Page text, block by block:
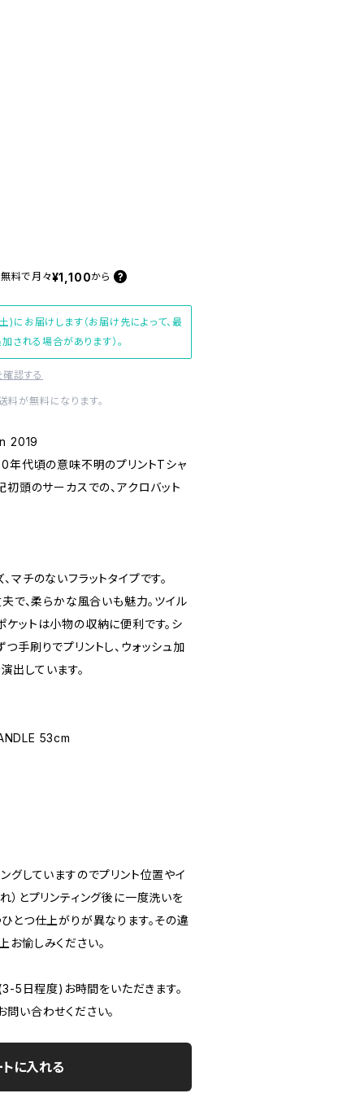
料で 月々¥1,100から
にお届けします（お届け先によって、最
される場合があります）。
認する
が無料になります。
2019
年代頃の意味不明のプリントTシャ
頭のサーカスでの、アクロバット
マチのないフラットタイプです。
で、柔らかな風合いも魅力。ツイル
ットは小物の収納に便利です。シ
手刷りでプリントし、ウォッシュ加
出しています。
53cm
グしていますのでプリント位置やイ
）とプリンティング後に一度洗いを
とつ仕上がりが異なります。その違
愉しみください。
5日程度)お時間をいただきます。
い合わせください。
に入れる